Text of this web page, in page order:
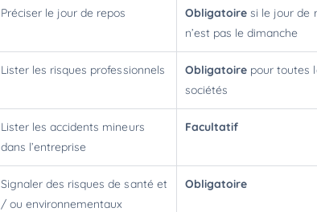
Préciser le jour de repos Obligatoiresi le jour de
n’est pas le dimanche
Lister les risques professionnels Obligatoire pour toutes
sociétés
Lister les accidents mineurs
dans l’entreprise
Facultatif
Signaler des risques de santé et
/ ou environnementaux
Obligatoire